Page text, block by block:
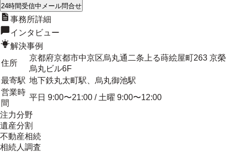
24時間受信中 メール問合せ
事務所詳細
インタビュー
解決事例
住所
京都府京都市中京区烏丸通二条上る蒔絵屋町263 京榮
烏丸ビル6F
最寄駅 地下鉄丸太町駅、烏丸御池駅
営業時
間
平日 9:00〜21:00 / 土曜 9:00〜12:00
注力分野
遺産分割
不動産相続
相続人調査